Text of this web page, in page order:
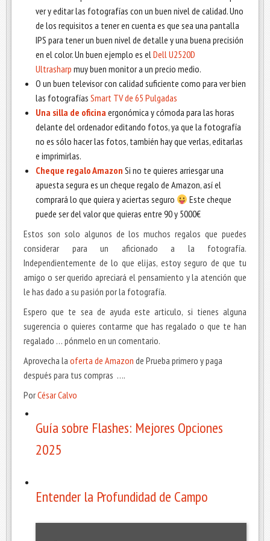
ver y editar las fotografías con un buen nivel de calidad. Uno
de los requisitos a tener en cuenta es que sea una pantalla
IPS para tener un buen nivel de detalle y una buena precisión
en el color. Un buen ejemplo es elDell U2520D
Ultrasharp muy buen monitor a un precio medio.
O un buen televisor con calidad suficiente como para ver bien
las fotografías Smart TV de 65 Pulgadas
Una silla de oficina ergonómica y cómoda para las horas
delante del ordenador editando fotos, ya que la fotografía
no es sólo hacer las fotos, también hay que verlas, editarlas
e imprimirlas.
Cheque regalo Amazon Si no te quieres arriesgar una
apuesta segura es un cheque regalo de Amazon, así el
comprará lo que quiera y aciertas seguro
Este cheque
puede ser del valor que quieras entre 90 y 5000€
Estos son solo algunos de los muchos regalos que puedes
considerar para un aficionado a la fotografía.
Independientemente de lo que elijas, estoy seguro de que tu
amigo o ser querido apreciará el pensamiento y la atención que
le has dado a su pasión por la fotografía.
Espero que te sea de ayuda este articulo, si tienes alguna
sugerencia o quieres contarme que has regalado o que te han
regalado … pónmelo en un comentario.
Aprovecha la oferta de Amazon de Prueba primero y paga
después para tus compras ….
PorCésar Calvo
Guía sobre Flashes: Mejores Opciones
2025
Entender la Profundidad de Campo